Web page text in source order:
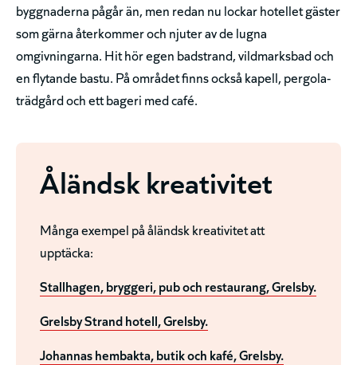
byggnaderna pågår än, men redan nu lockar hotellet gäster
som gärna återkommer och njuter av de lugna
omgivningarna. Hit hör egen badstrand, vildmarksbad och
en flytande bastu. På området finns också kapell, pergola-
trädgård och ett bageri med café.
Åländsk kreativitet
Många exempel på åländsk kreativitet att
upptäcka:
Stallhagen, bryggeri, pub och restaurang, Grelsby.
Grelsby Strand hotell, Grelsby.
Johannas hembakta, butik och kafé, Grelsby.